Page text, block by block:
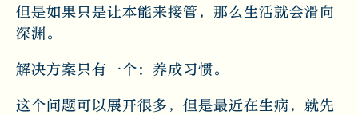
但是如果只是让本能来接管，那么生活就会滑向
深渊。
解决方案只有一个：养成习惯。
这个问题可以展开很多，但是最近在生病，就先